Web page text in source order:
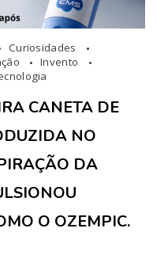
Curiosidades
Invento
CANETA DE
NO
DA
O OZEMPIC.